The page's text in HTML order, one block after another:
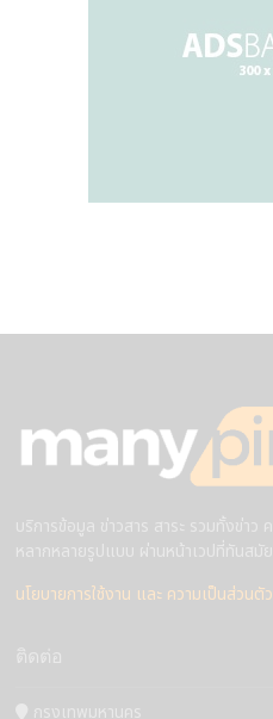
นโยบายการใช้งาน และ ความเป็นส่วนตัว